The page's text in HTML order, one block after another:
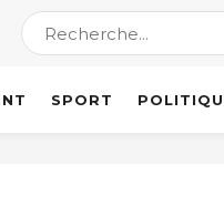
SPORT